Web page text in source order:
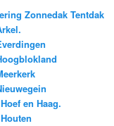
Zonnedak Tentdak
en Haag.